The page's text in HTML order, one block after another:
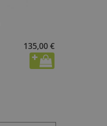
135,00 €